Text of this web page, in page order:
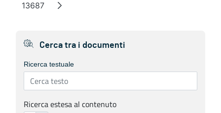
Pagina
13687
Cerca tra i documenti
Ricerca testuale
Ricerca estesa al contenuto